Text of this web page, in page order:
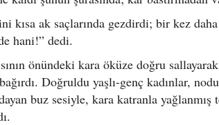
kısa ak saçlarında gezdirdi; bir kez
hani!” dedi.
önündeki kara öküze doğru
Doğruldu yaşlı-genç kadınlar,
buz sesiyle, kara katranla